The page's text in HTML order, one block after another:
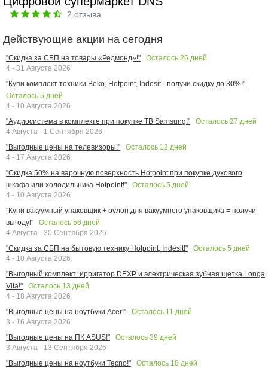
2 отзыва
Действующие акции на сегодня
"Скидка за СБП на товары «Редмонд»!" Осталось 26 дней
4 - 31 Августа 2026
"Купи комплект техники Beko, Hotpoint, Indesit - получи скидку до 30%!"
Осталось 5 дней
4 - 10 Августа 2026
"Аудиосистема в комплекте при покупке ТВ Samsung!"
Осталось 27 дней
4 Августа - 1 Сентября 2026
"Выгодные цены на телевизоры!"
Осталось 12 дней
4 - 17 Августа 2026
"Скидка 50% на варочную поверхность Hotpoint при покупке духового
шкафа или холодильника Hotpoint!"
Осталось 5 дней
4 - 10 Августа 2026
"Купи вакуумный упаковщик + рулон для вакуумного упаковщика = получи
выгоду!"
Осталось 56 дней
4 Августа - 30 Сентября 2026
"Скидка за СБП на бытовую технику Hotpoint, Indesit!"
Осталось 5 дней
4 - 10 Августа 2026
"Выгодный комплект: ирригатор DEXP и электрическая зубная щетка Longa
Vita!"
Осталось 13 дней
4 - 18 Августа 2026
"Выгодные цены на ноутбуки Acer!"
Осталось 11 дней
3 - 16 Августа 2026
"Выгодные цены на ПК ASUS!"
Осталось 39 дней
3 Августа - 13 Сентября 2026
"Выгодные цены на ноутбуки Tecno!"
Осталось 18 дней